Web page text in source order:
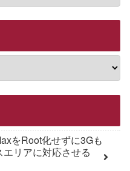
をRoot化せずに3Gも
エリアに対応させる